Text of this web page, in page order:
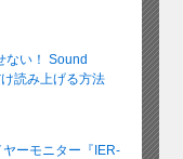
ない！ Sound
読み上げる方法
ーモニター『IER-